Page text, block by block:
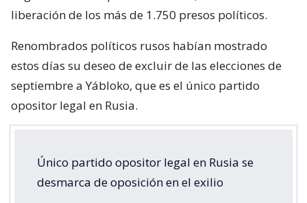
liberación de los más de 1.750 presos políticos.
Renombrados políticos rusos habían mostrado
estos días su deseo de excluir de las elecciones de
septiembre a Yábloko, que es el único partido
opositor legal en Rusia.
Único partido opositor legal en Rusia se
desmarca de oposición en el exilio